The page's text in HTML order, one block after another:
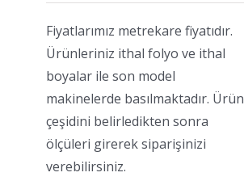
Fiyatlarımız metrekare fiyatıdır.
Ürünleriniz ithal folyo ve ithal
boyalar ile son model
makinelerde basılmaktadır. Ürün
çeşidini belirledikten sonra
ölçüleri girerek siparişinizi
verebilirsiniz.